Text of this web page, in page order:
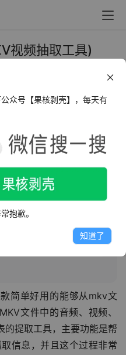
视频抽取工具)
理
由人工审核
费工具，可从MKV文件
，支持章节和CUE表提
录到窗口，选择输出目
，可直接配合mkvtoolnix
简单好用的能够从mkv文
文件中的音频、视频、
的提取工具，主要功能是帮
信息，并且这个过程非常
众号【果核剥壳】，每天有
抱歉。
知道了